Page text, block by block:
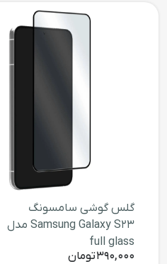
گلس گوشی سامسونگ
Samsung Galaxy S23 مدل
full glass
390,000تومان